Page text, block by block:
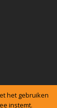
het gebruiken
instemt.